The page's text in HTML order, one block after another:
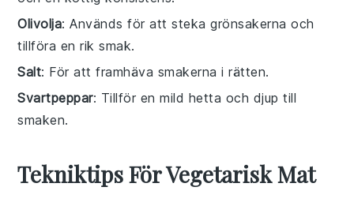
Olivolja: Används för att steka grönsakerna och
tillföra en rik smak.
Salt: För att framhäva smakerna i rätten.
Svartpeppar: Tillför en mild hetta och djup till
smaken.
Tekniktips För Vegetarisk Mat